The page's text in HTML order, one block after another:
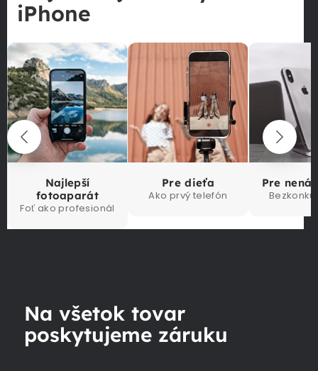
iPhone
Najlepší
fotoaparát
Foť ako profesionál
Pre dieťa
Ako prvý telefón
Pre
Na všetok tovar
poskytujeme záruku